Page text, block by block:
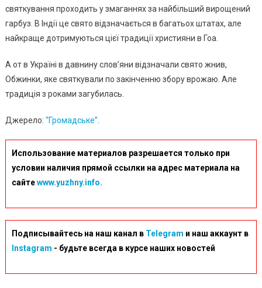
святкування проходить у змаганнях за найбільший вирощений
гарбуз. В Індії це свято відзначається в багатьох штатах, але
найкраще дотримуються цієї традиції християни в Гоа.
А от в Україні в давнину слов’яни відзначали свято жнив,
Обжинки, яке святкували по закінченню збору врожаю. Але
традиція з роками загубилась.
Джерело: “Громадське”.
Использование материалов разрешается только при
условии наличия прямой ссылки на адрес материала на
сайтеwww.yuzhny.info.
Подписывайтесь на наш канал в Telegram и наш аккаунт в
Instagram - будьте всегда в курсе наших новостей